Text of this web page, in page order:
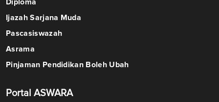
Diploma
Ijazah Sarjana Muda
Pascasiswazah
Asrama
Pinjaman Pendidikan Boleh Ubah
Portal ASWARA